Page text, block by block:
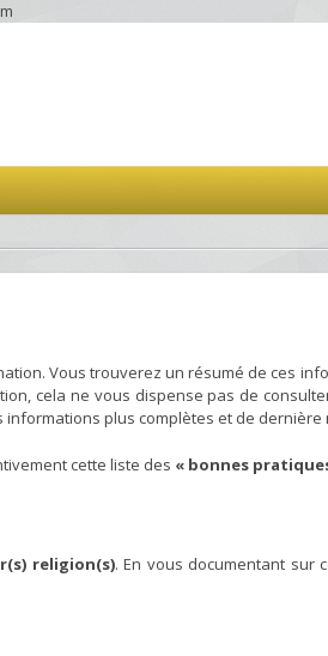
Vous trouverez un résumé de ces
cela ne vous dispense pas de
informations plus complètes et de dernière
cette liste des « bonnes
religion(s). En vous documentant sur